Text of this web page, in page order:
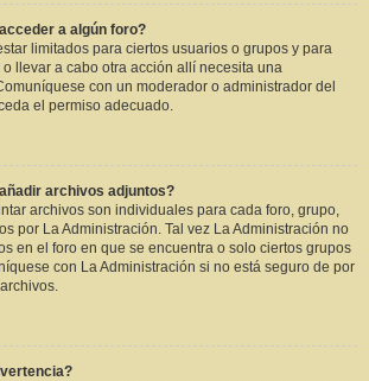
a algún foro?
limitados para ciertos usuarios o grupos y para
llevar a cabo otra acción allí necesita una
con un moderador o administrador del
el permiso adecuado.
archivos adjuntos?
archivos son individuales para cada foro, grupo,
por La Administración. Tal vez La Administración no
en el foro en que se encuentra o solo ciertos grupos
con La Administración si no está seguro de por